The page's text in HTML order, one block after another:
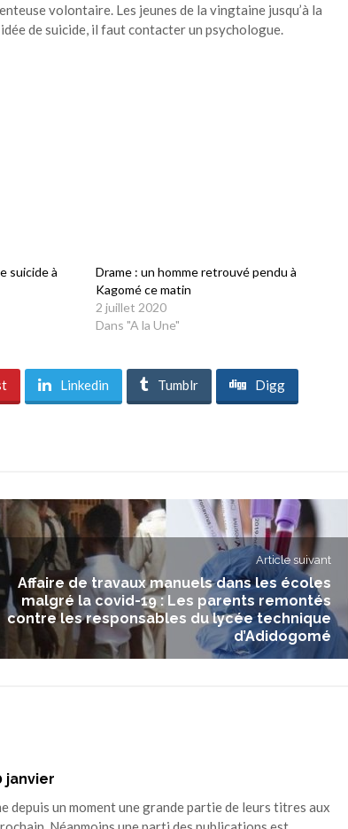
volontaire. Les jeunes de la vingtaine jusqu’à la
de suicide, il faut contacter un psychologue.
suicide à
Drame : un homme retrouvé pendu à
Kagomé ce matin
2 juillet 2020
Dans "A la Une"
Linkedin Tumblr Digg
Article suivant
Affaire de travaux manuels dans les écoles
malgré la covid-19 : Les parents remontés
contre les responsables du lycée technique
d’Adidogomé
janvier
depuis un moment une grande partie de leurs titres aux